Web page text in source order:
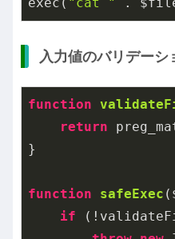
入力値のバリデーシ
function
return
}
function safeExec
if